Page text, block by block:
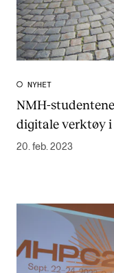
NYHET
NMH-
digitale verktøy
20. feb. 2023